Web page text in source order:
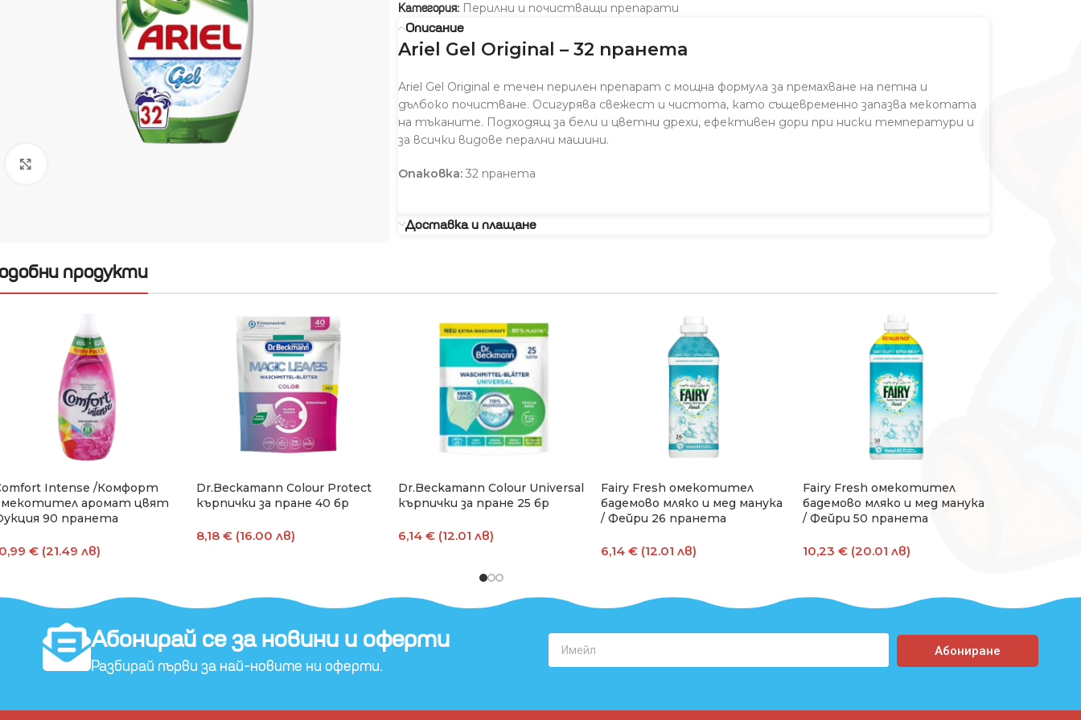
Категория: Перилни и почистващи препарати
Описание
Ariel Gel Original – 32 пранета
Ariel Gel Original е течен перилен препарат с мощна формула за премахване на петна и
дълбоко почистване. Осигурява свежест и чистота, като същевременно запазва мекотата
на тъканите. Подходящ за бели и цветни дрехи, ефективен дори при ниски температури и
за всички видове перални машини.
Опаковка: 32 пранета
Доставка и плащане
продукти
Intense /Комфорт
аромат цвят
90 пранета
€ (21.49 лв)
Dr.Beckamann Colour Protect
кърпички за пране 40 бр
8,18 € (16.00 лв)
Dr.Beckamann Colour Universal
кърпички за пране 25 бр
6,14 € (12.01 лв)
Fairy Fresh омекотител
бадемово мляко и мед манука
/ Фейри 26 пранета
6,14 € (12.01 лв)
Fairy Fresh омекотител
бадемово мляко и мед манука
/ Фейри 50 пранета
10,23 € (20.01 лв)
Абонирай се за новини и оферти​
Разбирай първи за най-новите ни оферти.
Абониране